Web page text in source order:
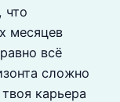
что
месяцев
всё
сложно
карьера